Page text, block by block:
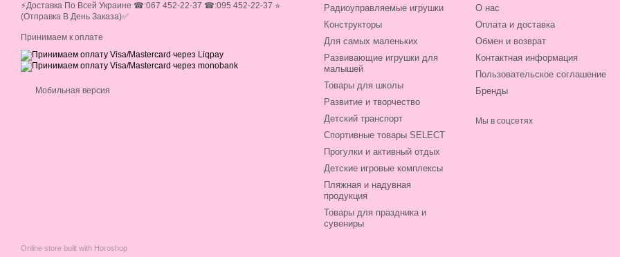
⚡Доставка По Всей Украине ☎:067 452-22-37 ☎:095 452-22-37 ⭐
(Отправка В День Заказа)✅
Принимаем к оплате
Мобильная версия
Online store built with Horoshop
Радиоуправляемые игрушки
Конструкторы
Для самых маленьких
Развивающие игрушки для
малышей
Товары для школы
Развитие и творчество
Детский транспорт
Спортивные товары SELECT
Прогулки и активный отдых
Детские игровые комплексы
Пляжная и надувная
продукция
Товары для праздника и
сувениры
О нас
Оплата и доставка
Обмен и возврат
Контактная информация
Пользовательское соглашение
Бренды
Мы в соцсетях